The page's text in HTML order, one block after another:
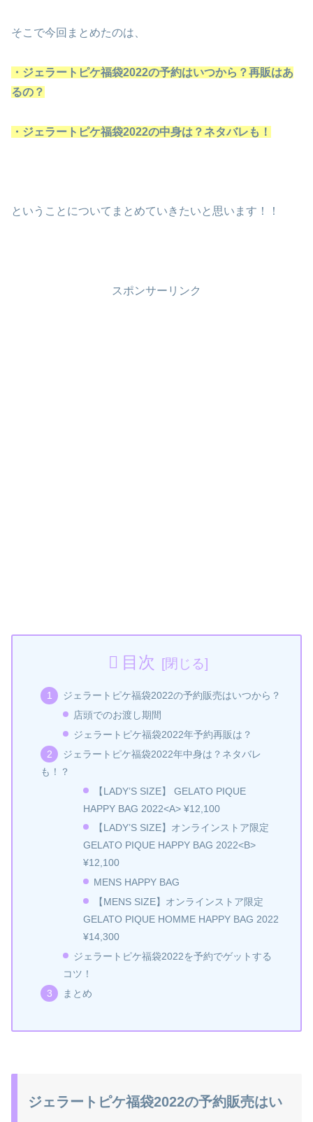
そこで今回まとめたのは、
・ジェラートピケ福袋2022の予約はいつから？再販はあ
るの？
・ジェラートピケ福袋2022の中身は？ネタバレも！
ということについてまとめていきたいと思います！！
スポンサーリンク
目次
ジェラートピケ福袋2022の予約販売はいつから？
店頭でのお渡し期間
ジェラートピケ福袋2022年予約再販は？
ジェラートピケ福袋2022年中身は？ネタバレ
も！？
【LADY’S SIZE】 GELATO PIQUE
HAPPY BAG 2022<A> ¥12,100
【LADY’S SIZE】オンラインストア限定
GELATO PIQUE HAPPY BAG 2022<B>
¥12,100
MENS HAPPY BAG
【MENS SIZE】オンラインストア限定
GELATO PIQUE HOMME HAPPY BAG 2022
¥14,300
ジェラートピケ福袋2022を予約でゲットする
コツ！
まとめ
ジェラートピケ福袋2022の予約販売はい